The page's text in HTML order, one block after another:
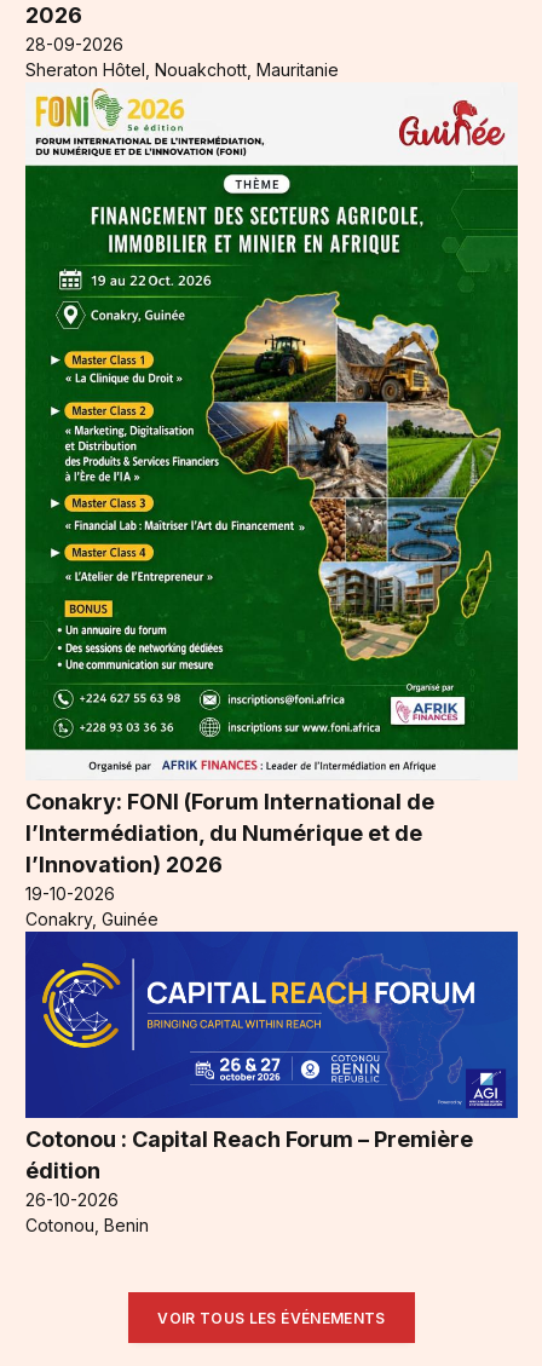
2026
28-09-2026
Sheraton Hôtel, Nouakchott, Mauritanie
Conakry: FONI (Forum International de
l’Intermédiation, du Numérique et de
l’Innovation) 2026
19-10-2026
Conakry, Guinée
Cotonou : Capital Reach Forum – Première
édition
26-10-2026
Cotonou, Benin
VOIR TOUS LES ÉVÉNEMENTS